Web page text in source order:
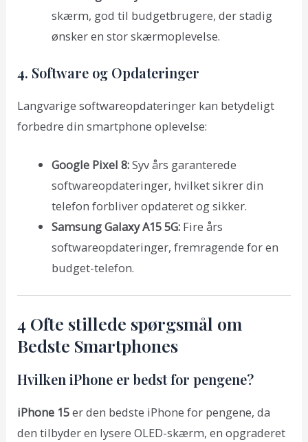
skærm, god til budgetbrugere, der stadig
ønsker en stor skærmoplevelse.
4. Software og Opdateringer
Langvarige softwareopdateringer kan betydeligt
forbedre din smartphone oplevelse:
Google Pixel 8:Syv års garanterede
softwareopdateringer, hvilket sikrer din
telefon forbliver opdateret og sikker.
Samsung Galaxy A15 5G:Fire års
softwareopdateringer, fremragende for en
budget-telefon.
4 Ofte stillede spørgsmål om
Bedste Smartphones
Hvilken iPhone er bedst for pengene?
iPhone 15er den bedste iPhone for pengene, da
den tilbyder en lysere OLED-skærm, en opgraderet